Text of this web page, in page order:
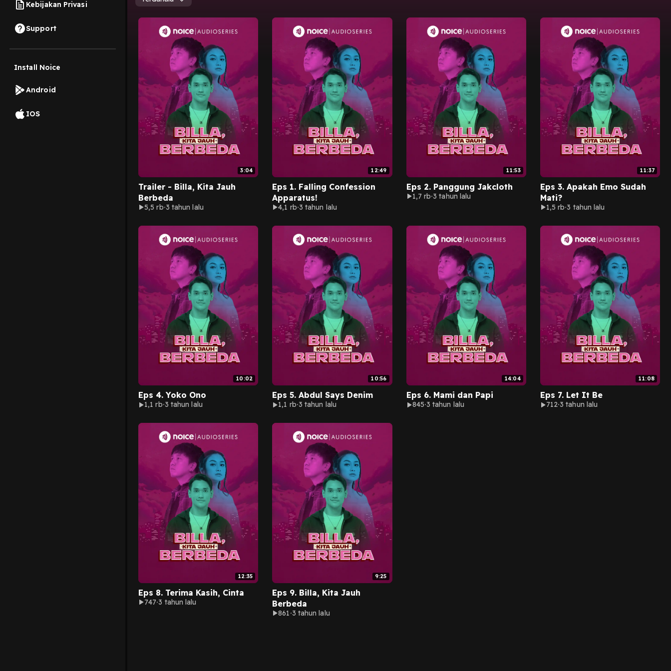
Kebijakan Privasi
Support
Install Noice
Android
IOS
3:04
Trailer - Billa, Kita Jauh
Berbeda
5,5 rb 3 tahun lalu
12:49
Eps 1. Falling Confession
Apparatus!
4,1 rb 3 tahun lalu
11:53
Eps 2. Panggung Jakcloth
1,7 rb 3 tahun lalu
11:37
Eps 3. Apakah Emo Sudah
Mati?
1,5 rb 3 tahun lalu
10:02
Eps 4. Yoko Ono
1,1 rb 3 tahun lalu
10:56
Eps 5. Abdul Says Denim
1,1 rb 3 tahun lalu
14:04
Eps 6. Mami dan Papi
845 3 tahun lalu
11:08
Eps 7. Let It Be
712 3 tahun lalu
12:35
Eps 8. Terima Kasih, Cinta
747 3 tahun lalu
9:25
Eps 9. Billa, Kita Jauh
Berbeda
861 3 tahun lalu